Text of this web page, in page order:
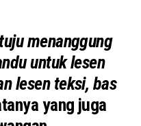
menanggung
untuk lesen
lesen teksi, bas
yang juga